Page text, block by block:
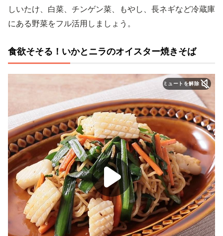
しいたけ、白菜、チンゲン菜、もやし、長ネギなど冷蔵庫
にある野菜をフル活用しましょう。
食欲そそる！いかとニラのオイスター焼きそば
ミュートを解除